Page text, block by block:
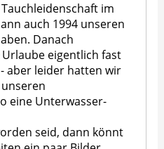
im
auch 1994 unseren
Danach
eigentlich fast
aber leider hatten wir
eine Unterwas­ser­
seid, dann könnt